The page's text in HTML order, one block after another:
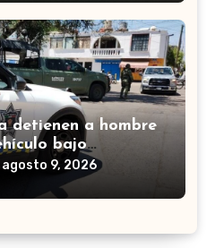
detienen a hombre
bajo
agosto 9, 2026